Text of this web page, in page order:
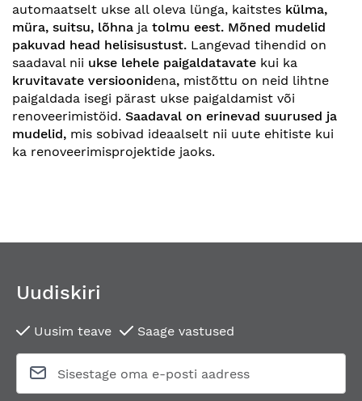
automaatselt ukse all oleva lünga, kaitstes külma,
müra, suitsu, lõhna ja tolmu eest. Mõned mudelid
pakuvad head helisisustust. Langevad tihendid on
saadaval nii ukse lehele paigaldatavate kui ka
kruvitavate versioonidena, mistõttu on neid lihtne
paigaldada isegi pärast ukse paigaldamist või
renoveerimistöid. Saadaval on erinevad suurused ja
mudelid, mis sobivad ideaalselt nii uute ehitiste kui
ka renoveerimisprojektide jaoks.
Uudiskiri
Uusim teave Saage vastused